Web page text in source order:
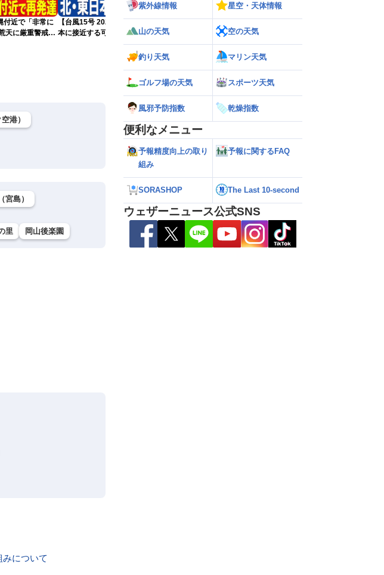
付近で「非常に
天に厳重警戒を
【台風15号 2026】来週は北日本や東日
本に接近する可能性／ウェザーニュース
気象予報士解説（7日16時更新）
【お盆の渋滞予測 2026】高速道路の影
響エリアと渋滞ピークの時間帯は？／
NEXCO中日本情報
港）
宮島）
里 岡山後楽園
紫外線情報 星空・天体情報
山の天気 空の天気
釣り天気 マリン天気
ゴルフ場の天気 スポーツ天気
風邪予防指数 乾燥指数
便利なメニュー
予報精度向上の取り
組み
予報に関するFAQ
SORASHOP The Last 10-second
ウェザーニュース公式SNS
について